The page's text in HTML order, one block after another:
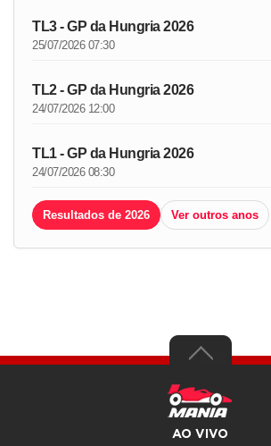
TL3 - GP da Hungria 2026
25/07/2026 07:30
TL2 - GP da Hungria 2026
24/07/2026 12:00
TL1 - GP da Hungria 2026
24/07/2026 08:30
Resultados de 2026 Ver outros anos
AO VIVO